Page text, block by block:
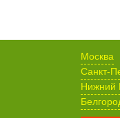
Москва
Санкт-
Нижний